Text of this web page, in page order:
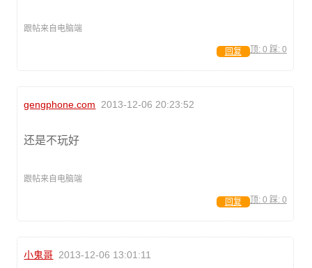
跟帖来自电脑端
顶: 0 踩: 0
回复
gengphone.com 2013-12-06 20:23:52
还是不玩好
跟帖来自电脑端
顶: 0 踩: 0
回复
小鬼哥 2013-12-06 13:01:11